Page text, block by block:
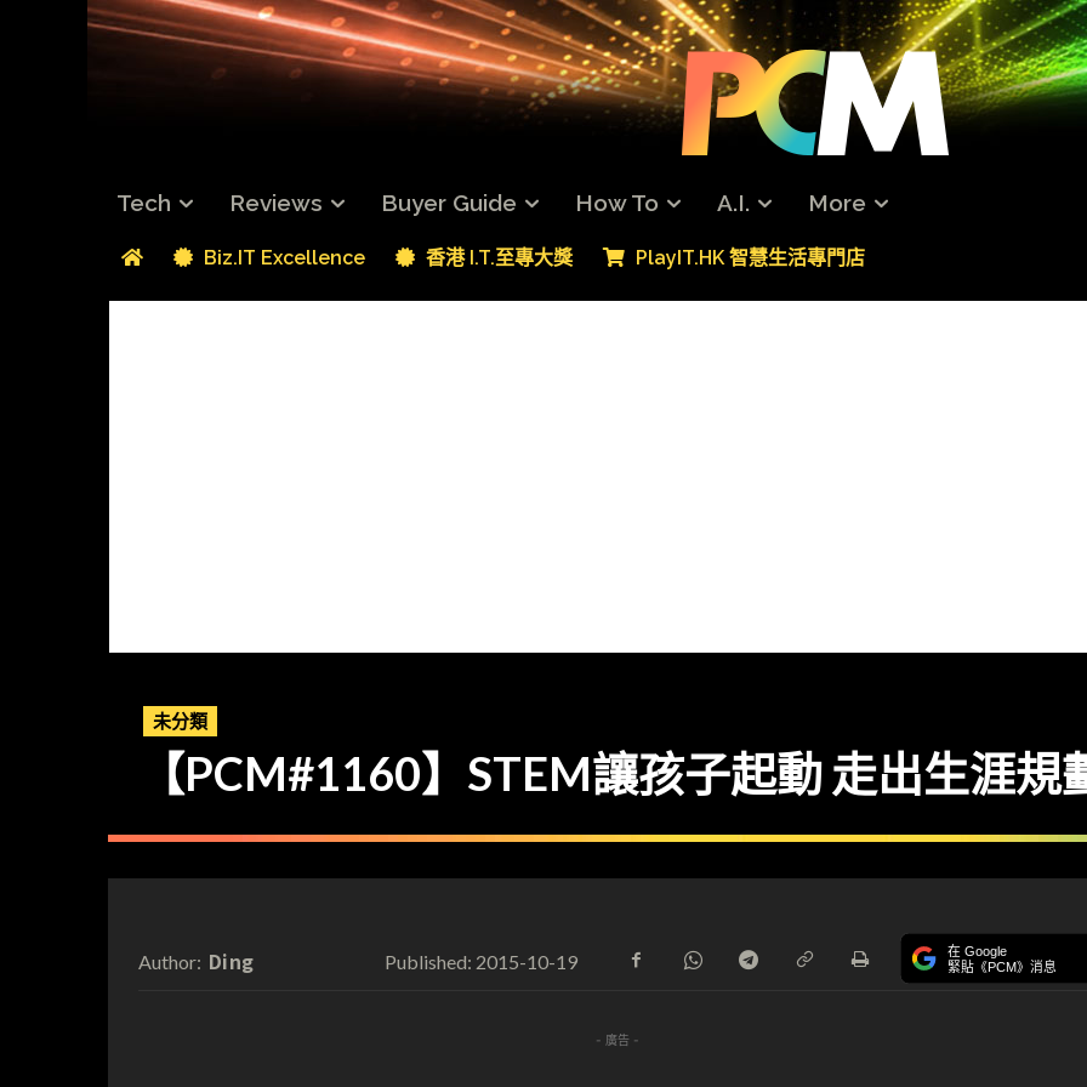
Tech Reviews Buyer Guide How To A.I. More
Biz.IT Excellence 香港 I.T.至專大獎 PlayIT.HK 智慧生活專門店
未分類
【PCM#1160】STEM讓孩子起動 走出生涯規
Author: Ding Published: 2015-10-19 在 Google
緊貼《PCM》消息
- 廣告 -